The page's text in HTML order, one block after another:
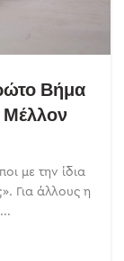
Βήμα
Μέλλον
με την ίδια
Για άλλους η